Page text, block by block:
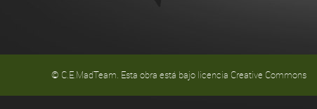
© C.E.MadTeam. Esta obra está bajo licencia Creative Commons